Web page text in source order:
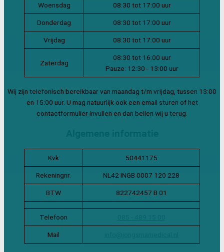
Woensdag 08:30 tot 17:00 uur
Donderdag 08:30 tot 17:00 uur
Vrijdag 08:30 tot 17:00 uur
Zaterdag
08:30 tot 16:00 uur
Pauze: 12:30 - 13:00 uur
Wij zijn telefonisch bereikbaar van maandag t/m vrijdag, tussen 13:00
en 15:00 uur. U mag natuurlijk ook een email sturen of het
contactformulier invullen en dan bellen wij u terug.
Kvk 50441175
Rekeningnr. NL42 INGB 0007 120 228
BTW 822742457 B 01
Telefoon
Mail